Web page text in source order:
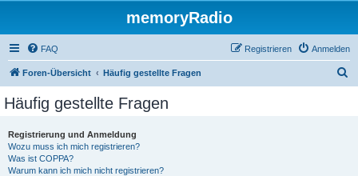
memoryRadio
FAQ Anmelden
Registrieren
Foren-Übersicht Häufig gestellte Fragen
Häufig gestellte Fragen
Registrierung und Anmeldung
Wozu muss ich mich registrieren?
Was ist COPPA?
Warum kann ich mich nicht registrieren?